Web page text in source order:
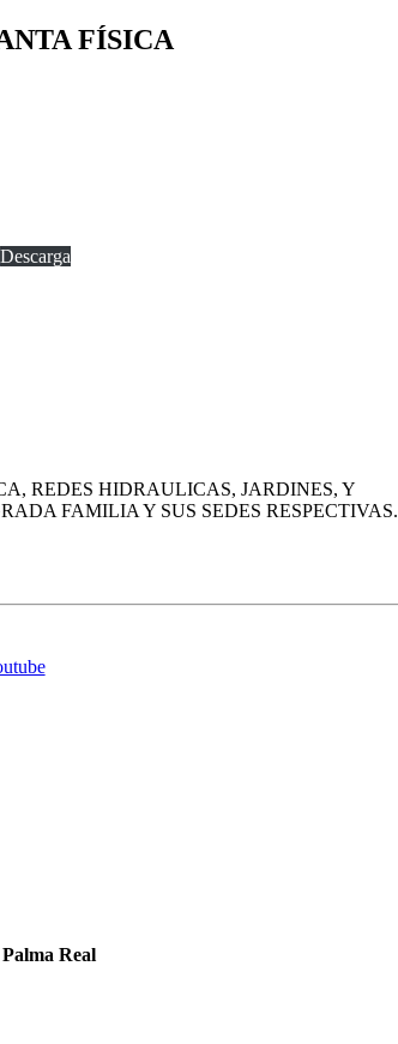
FÍSICA
Descarga
REDES HIDRAULICAS, JARDINES, Y
FAMILIA Y SUS SEDES RESPECTIVAS.
Real